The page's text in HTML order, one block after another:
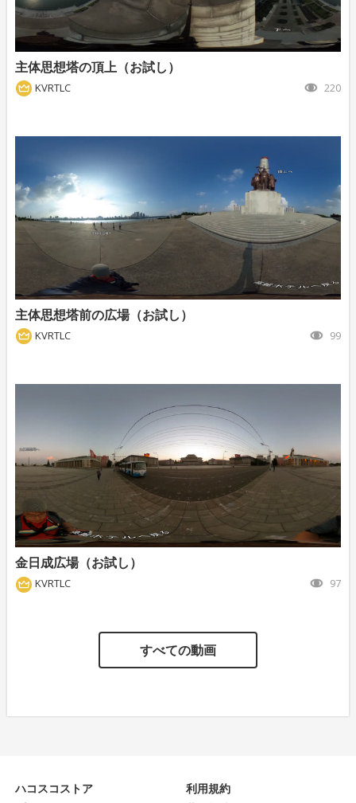
主体思想塔の頂上（お試し）
KVRTLC 220
主体思想塔前の広場（お試し）
KVRTLC 99
金日成広場（お試し）
KVRTLC 97
すべての動画
ハコスコストア
利用規約